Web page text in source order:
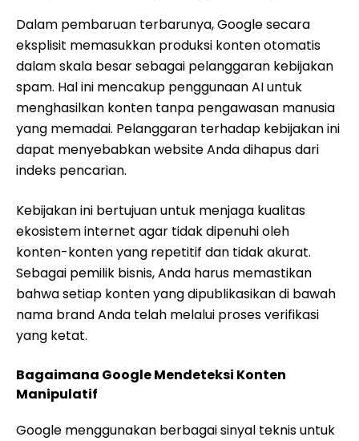
Dalam pembaruan terbarunya, Google secara
eksplisit memasukkan produksi konten otomatis
dalam skala besar sebagai pelanggaran kebijakan
spam. Hal ini mencakup penggunaan AI untuk
menghasilkan konten tanpa pengawasan manusia
yang memadai. Pelanggaran terhadap kebijakan ini
dapat menyebabkan website Anda dihapus dari
indeks pencarian.
Kebijakan ini bertujuan untuk menjaga kualitas
ekosistem internet agar tidak dipenuhi oleh
konten-konten yang repetitif dan tidak akurat.
Sebagai pemilik bisnis, Anda harus memastikan
bahwa setiap konten yang dipublikasikan di bawah
nama brand Anda telah melalui proses verifikasi
yang ketat.
Bagaimana Google Mendeteksi Konten
Manipulatif
Google menggunakan berbagai sinyal teknis untuk